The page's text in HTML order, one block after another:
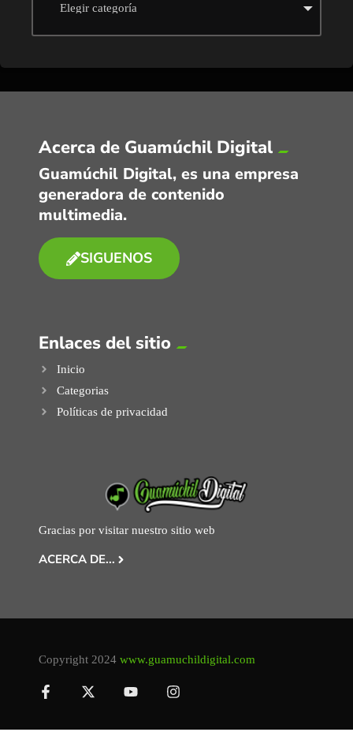
Acerca de Guamúchil Digital
Guamúchil Digital, es una empresa
generadora de contenido
multimedia.
SIGUENOS
Enlaces del sitio
Inicio
Categorias
Políticas de privacidad
Gracias por visitar nuestro sitio web
ACERCA DE...
Copyright 2024 www.guamuchildigital.com